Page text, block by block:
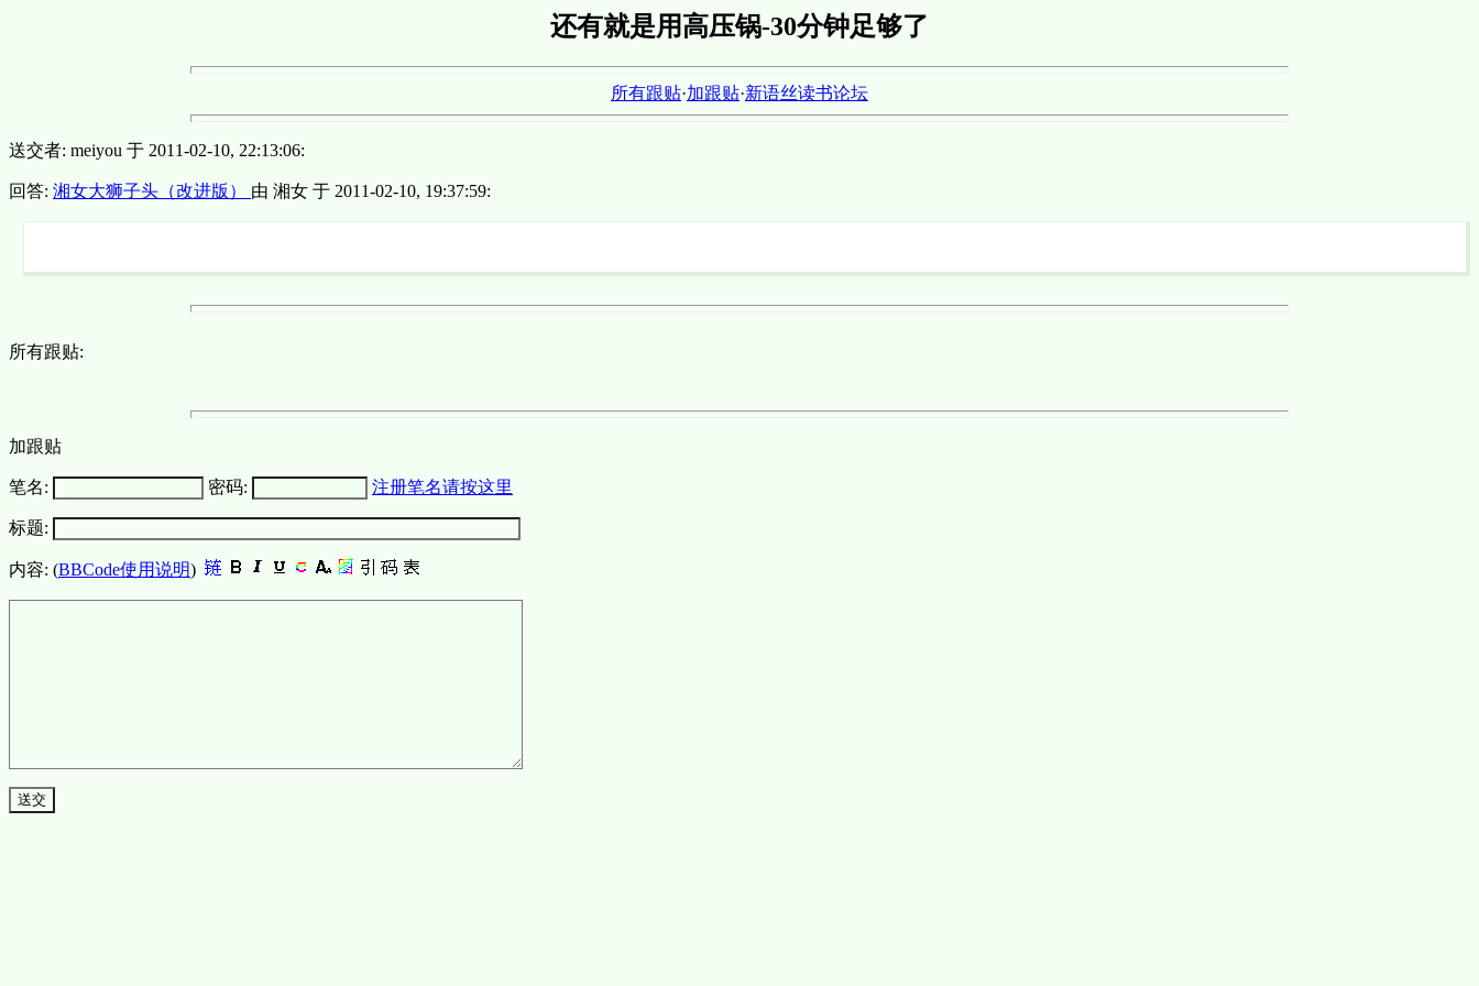
还有就是用高压锅-30分钟足够了
所有跟贴·加跟贴·新语丝读书论坛
送交者: meiyou 于 2011-02-10, 22:13:06:
回答: 湘女大狮子头（改进版） 由 湘女 于 2011-02-10, 19:37:59:
所有跟贴:
加跟贴
笔名: 密码: 注册笔名请按这里
标题:
内容: (BBCode使用说明)